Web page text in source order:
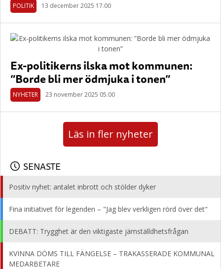
POLITIK 13 december 2025 17.00
Ex-politikerns ilska mot kommunen:
”Borde bli mer ödmjuka i tonen”
NYHETER 23 november 2025 05.00
Läs in fler nyheter
SENASTE
Positiv nyhet: antalet inbrott och stölder dyker
Fina initiativet för legenden – "Jag blev verkligen rörd över det"
DEBATT: Trygghet är den viktigaste jämställdhetsfrågan
KVINNA DÖMS TILL FÄNGELSE – TRAKASSERADE KOMMUNAL
MEDARBETARE